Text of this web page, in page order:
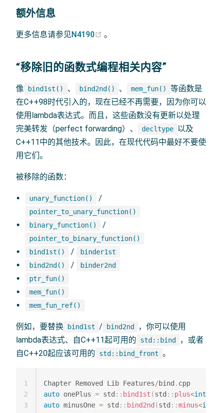
额外信息
更多信息请参见N4190 (opens new window)
。
“移除旧的函数式编程相关内容”
像 bind1st() 、 bind2nd() 、 mem_fun()
等函数是
在C++98时代引入的，现在已经不再需要，因为你可以
使用lambda表达式。而且，这些函数没有更新以处理
完美转发（perfect forwarding）、
decltype 以及
C++11中的其他技术。因此，在现代代码中最好不要使
用它们。
被移除的函数：
unary_function() /
pointer_to_unary_function()
binary_function()
/
pointer_to_binary_function()
bind1st()
/
binder1st
bind2nd()
/
binder2nd
ptr_fun()
mem_fun()
mem_fun_ref()
例如，要替换 bind1st / bind2nd
，你可以使用
lambda表达式、自C++11起可用的
std::bind
，或者
自C++20起应该可用的
std::bind_front 。
Chapter Removed Lib Features/bind .
auto onePlus = std :: bind1st (std :: plus<int
auto minusOne = std :: bind2nd (std ::minus<int
1
2
3